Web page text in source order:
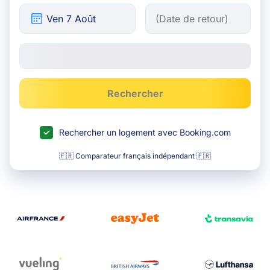
Rechercher
Rechercher un logement avec Booking.com
🇫🇷 Comparateur français indépendant 🇫🇷